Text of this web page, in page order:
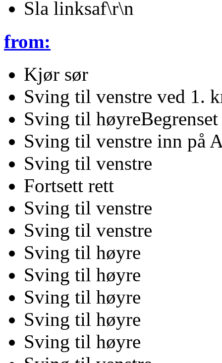
Sla linksaf\r\n
from:
Kjør sør
Sving til venstre ved 1.
Sving til
Sving til venstre inn på
Sving til venstre
Fortsett rett
Sving til venstre
Sving til venstre
Sving til høyre
Sving til høyre
Sving til høyre
Sving til høyre
Sving til høyre